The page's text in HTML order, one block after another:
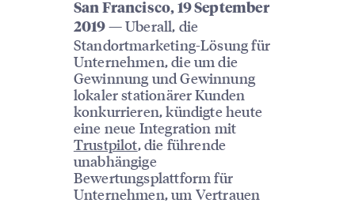
San Francisco, 19 September
2019 — Uberall, die
Standortmarketing-Lösung für
Unternehmen, die um die
Gewinnung und Gewinnung
lokaler stationärer Kunden
konkurrieren, kündigte heute
eine neue Integration mit
Trustpilot, die führende
unabhängige
Bewertungsplattform für
Unternehmen, um Vertrauen